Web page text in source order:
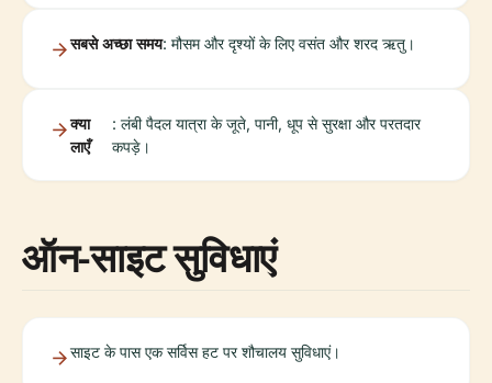
सबसे अच्छा समय: मौसम और दृश्यों के लिए वसंत और शरद ऋतु।
क्या
लाएँ
: लंबी पैदल यात्रा के जूते, पानी, धूप से सुरक्षा और परतदार
कपड़े।
ऑन-साइट सुविधाएं
साइट के पास एक सर्विस हट पर शौचालय सुविधाएं।